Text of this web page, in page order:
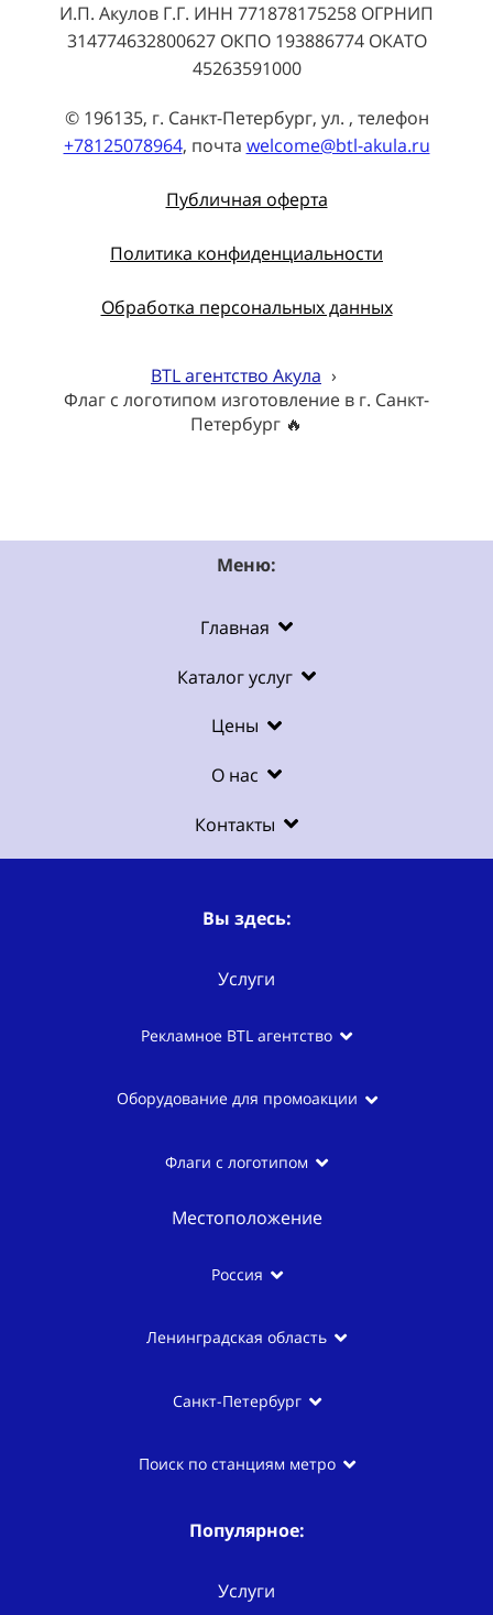
И.П. Акулов Г.Г. ИНН 771878175258 ОГРНИП
314774632800627 ОКПО 193886774 ОКАТО
45263591000
© 196135, г. Санкт-Петербург, ул. , телефон
+78125078964, почта welcome@btl-akula.ru
Публичная оферта
Политика конфиденциальности
Обработка персональных данных
BTL агентство Акула ›
Флаг с логотипом изготовление в г. Санкт-
Петербург 🔥
Меню:
Главная
Каталог услуг
Цены
О нас
Контакты
Вы здесь:
Услуги
Рекламное BTL агентство
Оборудование для промоакции
Флаги с логотипом
Местоположение
Россия
Ленинградская область
Санкт-Петербург
Поиск по станциям метро
Популярное:
Услуги